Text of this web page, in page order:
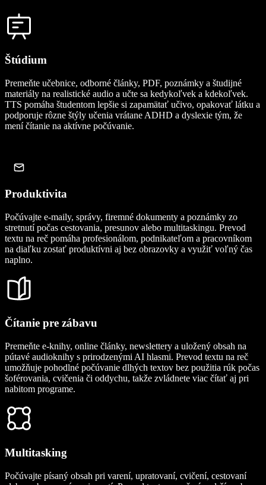
Štúdium
Premeňte učebnice, odborné články, PDF, poznámky a študijné
materiály na realistické audio a učte sa kedykoľvek a kdekoľvek.
TTS pomáha študentom lepšie si zapamätať učivo, opakovať látku a
podporuje rôzne štýly učenia vrátane ADHD a dyslexie tým, že
mení čítanie na aktívne počúvanie.
Produktivita
Počúvajte e-maily, správy, firemné dokumenty a poznámky zo
stretnutí počas cestovania, presunov alebo multitaskingu. Prevod
textu na reč pomáha profesionálom, podnikateľom a pracovníkom
na diaľku zostať produktívni aj bez obrazovky a využiť voľný čas
naplno.
Čítanie pre zábavu
Premeňte e-knihy, online články, newslettery a uložený obsah na
pútavé audioknihy s prirodzenými AI hlasmi. Prevod textu na reč
umožňuje pohodlné počúvanie dlhých textov bez použitia rúk počas
šoférovania, cvičenia či oddychu, takže zvládnete viac čítať aj pri
nabitom programe.
Multitasking
Počúvajte písaný obsah pri varení, upratovaní, cvičení, cestovaní